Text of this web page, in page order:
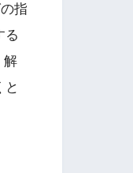
指
る
解
と